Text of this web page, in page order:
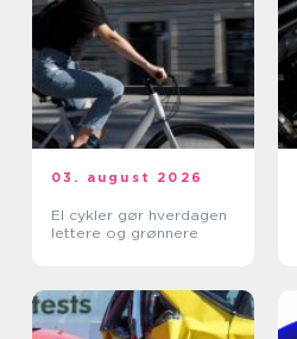
03. august 2026
El cykler gør hverdagen
lettere og grønnere